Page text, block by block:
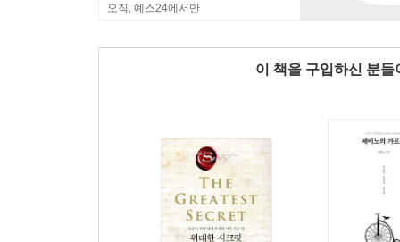
오직, 예스24에서만
이 책을 구입하신 분